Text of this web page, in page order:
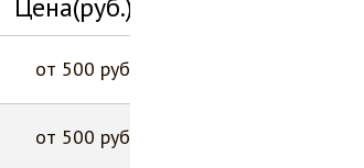
Цена(руб.)
от 500 руб
от 500 руб